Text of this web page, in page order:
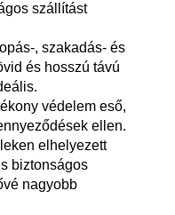
szállítást
, szakadás- és
és hosszú távú
védelem eső,
ellen.
elhelyezett
biztonságos
nagyobb